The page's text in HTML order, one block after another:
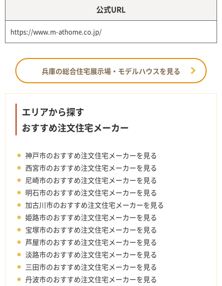
公式URL
https://www.m-athome.co.jp/
兵庫の総合住宅展示場・モデルハウスを見る
エリアから探す
おすすめ注文住宅メーカー
神戸市のおすすめ注文住宅メーカーを見る
西宮市のおすすめ注文住宅メーカーを見る
尼崎市のおすすめ注文住宅メーカーを見る
明石市のおすすめ注文住宅メーカーを見る
加古川市のおすすめ注文住宅メーカーを見る
姫路市のおすすめ注文住宅メーカーを見る
宝塚市のおすすめ注文住宅メーカーを見る
芦屋市のおすすめ注文住宅メーカーを見る
淡路市のおすすめ注文住宅メーカーを見る
三田市のおすすめ注文住宅メーカーを見る
丹波市のおすすめ注文住宅メーカーを見る